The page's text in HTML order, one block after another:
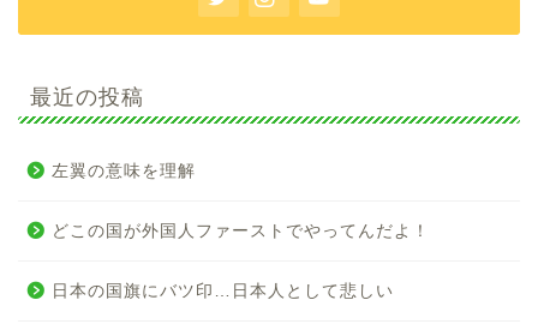
最近の投稿
左翼の意味を理解
どこの国が外国人ファーストでやってんだよ！
日本の国旗にバツ印…日本人として悲しい